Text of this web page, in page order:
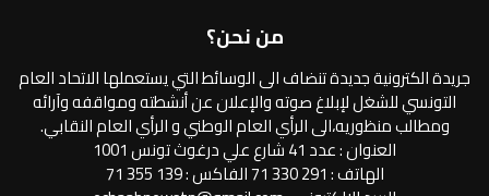
من نحن؟
جريدة الكترونية جديدة تنضاف الى الوسائط التي يستعملها الاتحاد العام
التونسي للشغل لإبلاغ صوته والإعلان عن أنشطته ومواقفه وآرائه
ومطالب منظوريه،الى الرأي العام الوطني و الرأي العام النقابي.
العنوان : عدد 41 شارع علي درغوث تونس 1001
الهاتف : 291 330 71 الفاكس : 139 355 71